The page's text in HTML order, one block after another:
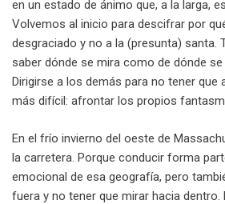
en un estado de ánimo que, a la larga,
Volvemos al inicio para descifrar por
desgraciado y no a la (presunta) santa.
saber dónde se mira como de dónde se
Dirigirse a los demás para no tener que
más difícil: afrontar los propios
En el frío invierno del oeste de
la carretera. Porque conducir forma
emocional de esa geografía, pero
fuera y no tener que mirar hacia